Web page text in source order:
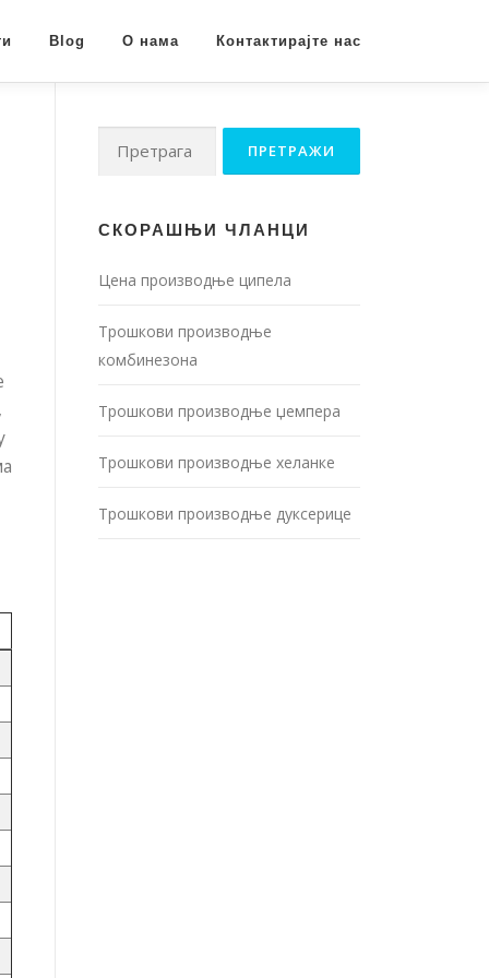
Blog О нама Контактирајте нас
Претрага за:
СКОРАШЊИ ЧЛАНЦИ
Цена производње ципела
Трошкови производње
комбинезона
Трошкови производње џемпера
Трошкови производње хеланке
Трошкови производње дуксерице